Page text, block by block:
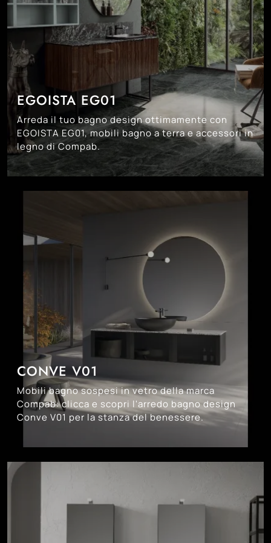
EGOISTA EG01
Arreda il tuo bagno design ottimamente con
EGOISTA EG01, mobili bagno a terra e accessori in
legno di Compab.
CONVE V01
Mobili bagno sospesi in vetro della marca
Compab: clicca e scopri l'arredo bagno design
Conve V01 per la stanza del benessere.